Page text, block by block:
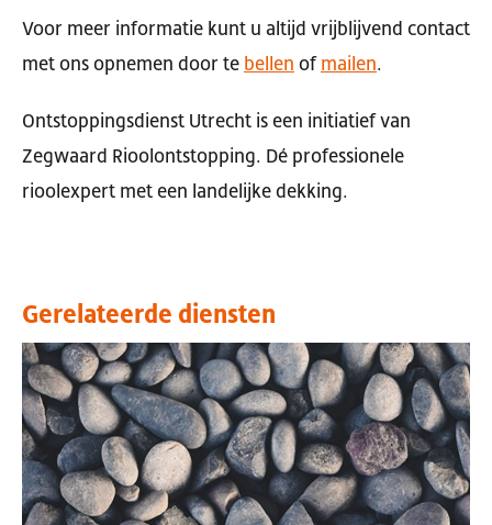
Voor meer informatie kunt u altijd vrijblijvend contact
met ons opnemen door te bellen of mailen.
Ontstoppingsdienst Utrecht is een initiatief van
Zegwaard Rioolontstopping. Dé professionele
rioolexpert met een landelijke dekking.
Gerelateerde diensten